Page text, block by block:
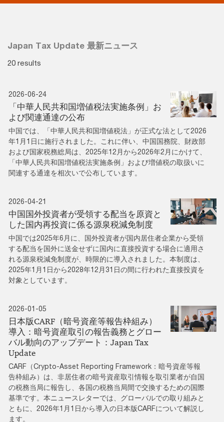
Japan Tax Update 最新ニュース
20 results
2026-06-24
「中華人民共和国増値税法実施条例」お
よび関連通達の公布
中国では、「中華人民共和国増値税法」が正式な法として2026
年1月1日に施行されました。これに伴い、中国国務院、財政部
および国家税務総局は、2025年12月から2026年2月にかけて、
「中華人民共和国増値税法実施条例」および増値税の取扱いに
関連する通達を相次いで公布しています。
2026-04-21
中国国外投資者が受領する配当を原資と
した国内再投資に係る源泉税減免制度
中国では2025年6月に、国外投資者が国内居住者企業から受領
する配当を国外に送金せずに国内に直接投資する場合に適用さ
れる源泉税減免制度が、時限的に導入されました。本制度は、
2025年1月1日から2028年12月31日の間に行われた直接投資を
対象としています。
2026-01-05
日本版CARF（暗号資産等報告枠組み）
導入：暗号資産取引の報告義務とグロー
バル動向のアップデート：Japan Tax
Update
CARF（Crypto-Asset Reporting Framework：暗号資産等報
告枠組み）は、非居住者の暗号資産取引情報を取引業者が自国
の税務当局に報告し、各国の税務当局間で交換するための国際
基準です。本ニュースレターでは、グローバルでの取り組みと
ともに、2026年1月1日から導入の日本版CARFについて解説し
ます。